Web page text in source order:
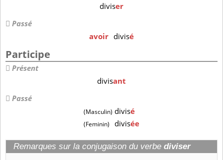
diviser
Passé
avoir divisé
Participe
Présent
divisant
Passé
(Masculin) divisé
(Feminin) divisée
Remarques sur la conjugaison du verbe diviser